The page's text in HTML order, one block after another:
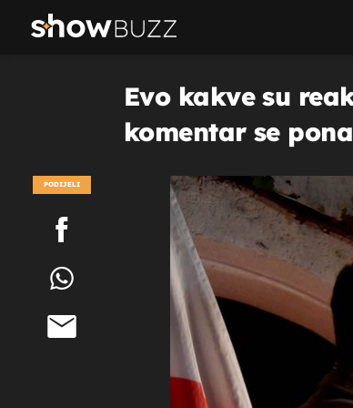
Evo kakve su
komentar se
PODIJELI
POGLEDAJ